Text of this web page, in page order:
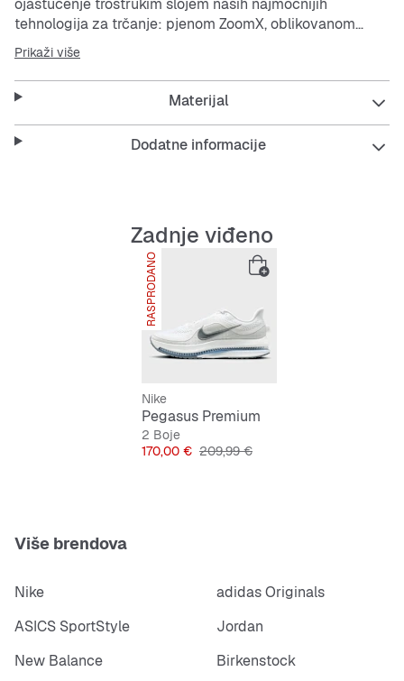
ojastučenje trostrukim slojem naših najmoćnijih
tehnologija za trčanje: pjenom ZoomX, oblikovanom
jedinicom Air Zoom i pjenom ReactX. To je
najdinamičnija tenisica Pegasus dosad koja pruža
povrat energije koji je neusporediv s prijašnjim
modelima. S gornjištem lakšim od zraka, smanjuje težinu
i povećava prozračnost kako biste mogli brže letjeti.
Stopalo leži na pjeni ZoomX, Nikejevoj najdinamičnijoj
pjeni, koja se pruža cijelom duljinom tenisice. Pruža
nevjerojatan povrat energije pri svakom koraku.
Ojastučenje Air Zoom cijelom duljinom
Jedinica Air Zoom pruža se cijelom duljinom tenisice i
osigurava optimalnu razinu elastičnosti ispod stopala te
vam omogućuje brzinu i dinamičnost uz koje ćete brže
Osnova pjene ReactX
Pjena ReactX, 13% dinamičnija u odnosu na prethodnu
tehnologiju React, nalazi se pri dnu pjene ZoomX i
ojastučenja Air Zoom. Omogućuje ujednačen i
od visoko abrazivne gume koja osigurava prianjanje.
Prikaži više
Materijal
Dodatne informacije
Zadnje viđeno
RASPRODANO
Nike
Pegasus Premium
2 Boje
Cijena
170,00 € Originalna cijena
209,99 €
Više brendova
Nike
adidas Originals
ASICS SportStyle
Jordan
New Balance
Birkenstock